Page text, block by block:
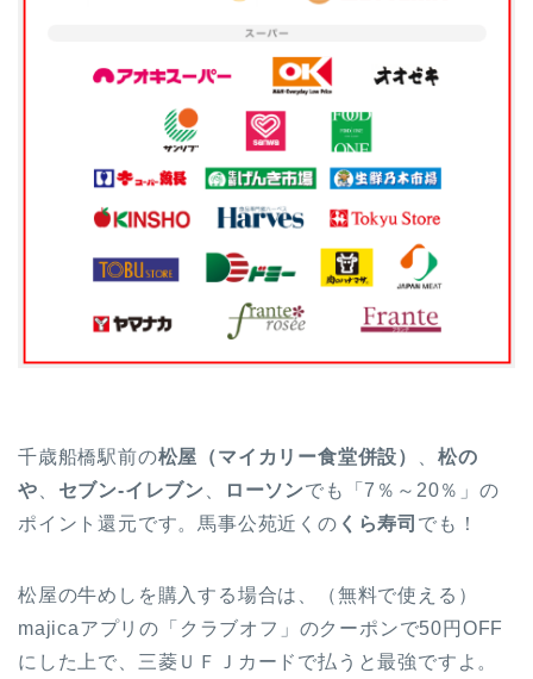
千歳船橋駅前の松屋（マイカリー食堂併設） 、 松の
や、 セブン-イレブン、 ローソンでも「7％～20％」の
ポイント還元です。馬事公苑近くの くら寿司 でも！
松屋の牛めしを購入する場合は、（無料で使える）
majicaアプリの「クラブオフ」のクーポンで50円OFF
にした上で、三菱ＵＦＪカードで払うと最強ですよ。